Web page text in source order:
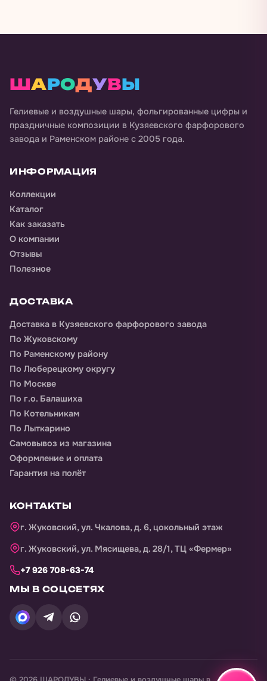
ШАРОДУВЫ
Гелиевые и воздушные шары, фольгированные цифры и
праздничные композиции в Кузяевского фарфорового
завода и Раменском районе с 2005 года.
ИНФОРМАЦИЯ
Коллекции
Каталог
Как заказать
О компании
Отзывы
Полезное
ДОСТАВКА
Доставка в Кузяевского фарфорового завода
По Жуковскому
По Раменскому району
По Люберецкому округу
По Москве
По г.о. Балашиха
По Котельникам
По Лыткарино
Самовывоз из магазина
Оформление и оплата
Гарантия на полёт
КОНТАКТЫ
г. Жуковский, ул. Чкалова, д. 6, цокольный этаж
г. Жуковский, ул. Мясищева, д. 28/1, ТЦ «Фермер»
+7 926 708-63-74
МЫ В СОЦСЕТЯХ